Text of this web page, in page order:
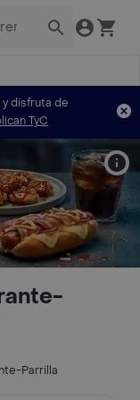
y disfruta de
TyC
Parrilla